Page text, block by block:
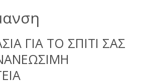
ΓΙΑ ΤΟ ΣΠΙΤΙ ΣΑΣ